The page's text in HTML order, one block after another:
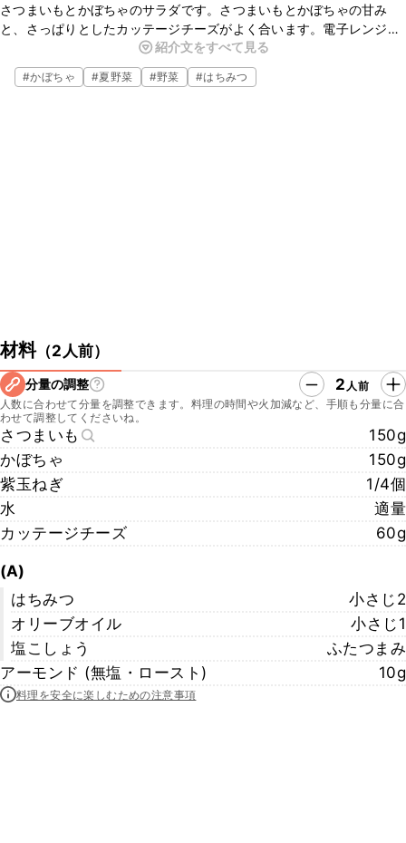
さつまいもとかぼちゃのサラダです。さつまいもとかぼちゃの甘み
と、さっぱりとしたカッテージチーズがよく合います。電子レンジで
加熱するので短時間で簡単にできますよ。あともう一品欲しいとき
に、作ってみてくださいね。
紹介文をすべて見る
#かぼちゃ #夏野菜 #野菜 #はちみつ
材料（2人前）
分量の調整 2 人前
人数に合わせて分量を調整できます。料理の時間や火加減など、手順も分量に合
わせて調整してくださいね。
さつまいも
150g
かぼちゃ
150g
紫玉ねぎ
1/4個
水
適量
カッテージチーズ
60g
(A)
はちみつ
小さじ2
オリーブオイル
小さじ1
塩こしょう
ふたつまみ
アーモンド (無塩・ロースト)
10g
料理を安全に楽しむための注意事項